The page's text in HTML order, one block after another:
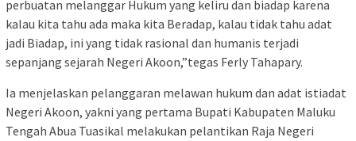
perbuatan melanggar Hukum yang keliru dan biadap karena
kalau kita tahu ada maka kita Beradap, kalau tidak tahu adat
jadi Biadap, ini yang tidak rasional dan humanis terjadi
sepanjang sejarah Negeri Akoon,”tegas Ferly Tahapary.
Ia menjelaskan pelanggaran melawan hukum dan adat istiadat
Negeri Akoon, yakni yang pertama Bupati Kabupaten Maluku
Tengah Abua Tuasikal melakukan pelantikan Raja Negeri